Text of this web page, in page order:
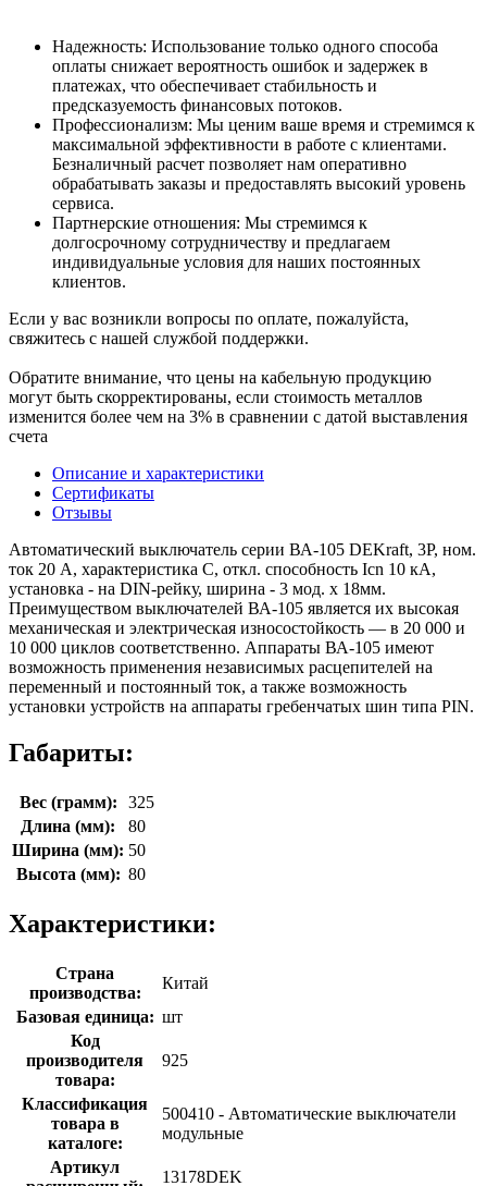
Надежность: Использование только одного способа
оплаты снижает вероятность ошибок и задержек в
платежах, что обеспечивает стабильность и
предсказуемость финансовых потоков.
Профессионализм: Мы ценим ваше время и стремимся к
максимальной эффективности в работе с клиентами.
Безналичный расчет позволяет нам оперативно
обрабатывать заказы и предоставлять высокий уровень
сервиса.
Партнерские отношения: Мы стремимся к
долгосрочному сотрудничеству и предлагаем
индивидуальные условия для наших постоянных
клиентов.
Если у вас возникли вопросы по оплате, пожалуйста,
свяжитесь с нашей службой поддержки.
Обратите внимание, что цены на кабельную продукцию
могут быть скорректированы, если стоимость металлов
изменится более чем на 3% в сравнении с датой выставления
счета
Описание и характеристики
Сертификаты
Отзывы
Автоматический выключатель серии ВА-105 DEKraft, 3P, ном.
ток 20 А, характеристика C, откл. способность Icn 10 кА,
установка - на DIN-рейку, ширина - 3 мод. х 18мм.
Преимуществом выключателей ВА-105 является их высокая
механическая и электрическая износостойкость — в 20 000 и
10 000 циклов соответственно. Аппараты ВА-105 имеют
возможность применения независимых расцепителей на
переменный и постоянный ток, а также возможность
установки устройств на аппараты гребенчатых шин типа PIN.
Габариты:
Вес (грамм):
325
Длина (мм):
80
Ширина (мм): 50
Высота (мм): 80
Характеристики:
Страна
производства:
Китай
Базовая единица: шт
Код
производителя
товара:
925
Классификация
товара в
каталоге:
500410 - Автоматические выключатели
модульные
Артикул
13178DEK